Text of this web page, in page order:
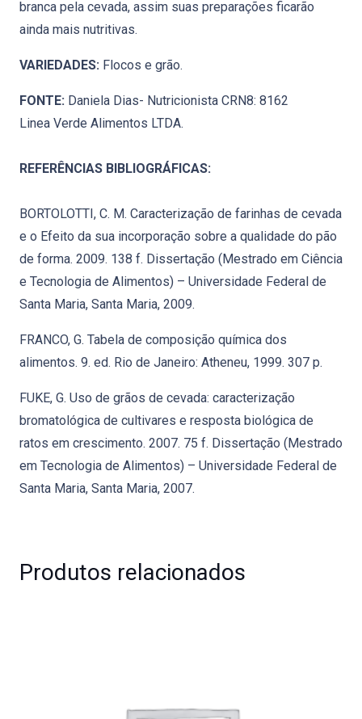
branca pela cevada, assim suas preparações ficarão
ainda mais nutritivas.
VARIEDADES: Flocos e grão.
FONTE: Daniela Dias- Nutricionista CRN8: 8162
Linea Verde Alimentos LTDA.
REFERÊNCIAS BIBLIOGRÁFICAS:
BORTOLOTTI, C. M. Caracterização de farinhas de cevada
e o Efeito da sua incorporação sobre a qualidade do pão
de forma. 2009. 138 f. Dissertação (Mestrado em Ciência
e Tecnologia de Alimentos) – Universidade Federal de
Santa Maria, Santa Maria, 2009.
FRANCO, G. Tabela de composição química dos
alimentos. 9. ed. Rio de Janeiro: Atheneu, 1999. 307 p.
FUKE, G. Uso de grãos de cevada: caracterização
bromatológica de cultivares e resposta biológica de
ratos em crescimento. 2007. 75 f. Dissertação (Mestrado
em Tecnologia de Alimentos) – Universidade Federal de
Santa Maria, Santa Maria, 2007.
Produtos relacionados